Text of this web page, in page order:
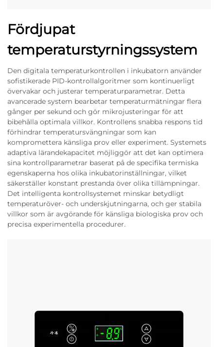
Fördjupat
temperaturstyrningssystem
Den digitala temperaturkontrollen i inkubatorn använder
sofistikerade PID-kontrollalgoritmer som kontinuerligt
övervakar och justerar temperaturparametrar. Detta
avancerade system bearbetar temperaturmätningar flera
gånger per sekund och gör mikrojusteringar för att
bibehålla optimala villkor. Kontrollens snabba respons tid
förhindrar temperatursvängningar som kan
kompromettera känsliga prov eller experiment. Systemets
adaptiva lärandekapacitet möjliggör att det kan optimera
sina kontrollparametrar baserat på de specifika termiska
egenskaperna hos olika inkubatorinställningar, vilket
säkerställer konstant prestanda över olika tillämpningar.
Det intelligenta kontrollsystemet minskar betydligt
temperaturöver- och underskjutningarna, och ger stabila
villkor som är avgörande för känsliga biologiska prov och
precisa experimentella procedurer.